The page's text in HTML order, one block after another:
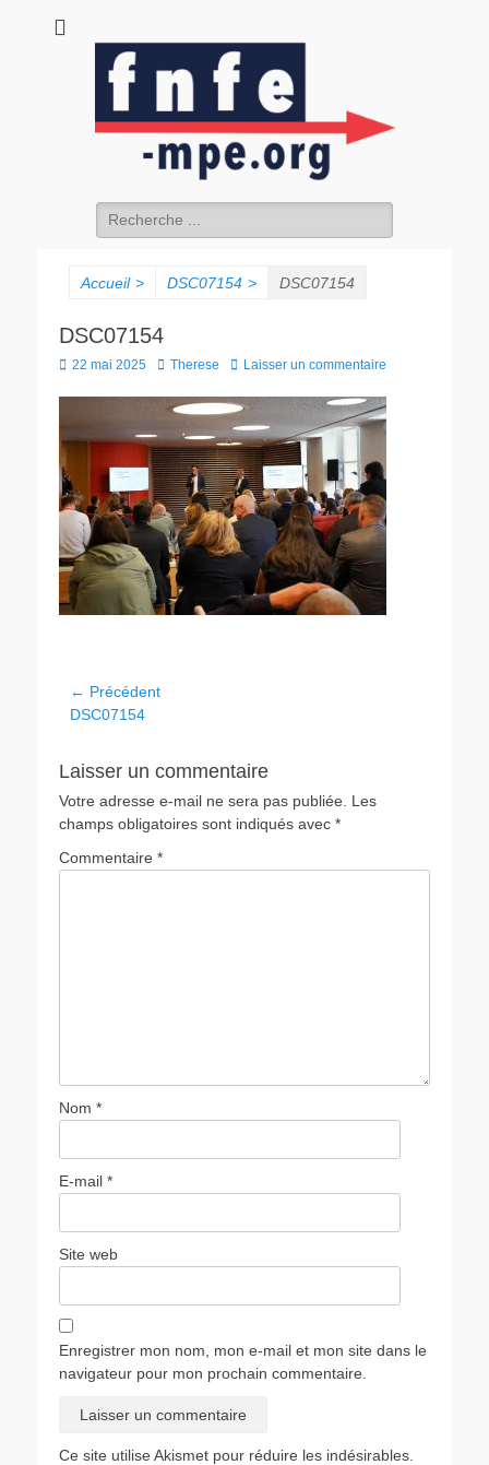
fnfe-mpe.org
Accueil > DSC07154 > DSC07154
DSC07154
22 mai 2025 Therese Laisser un commentaire
← Précédent
DSC07154
Laisser un commentaire
Votre adresse e-mail ne sera pas publiée.
Les
champs obligatoires sont indiqués avec *
Commentaire *
Nom *
E-mail *
Site web
Enregistrer mon nom, mon e-mail et mon site dans le
navigateur pour mon prochain commentaire.
Ce site utilise Akismet pour réduire les indésirables.